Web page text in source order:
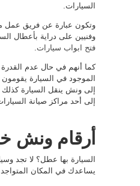
السيارات.
وتكون عبارة عن فريق
وفنيين على دراية بأعطال
فتح ابواب سيارات
كما أنهم في حال عدم
الموجود في السيارة
إلى ونش ينقل السيارة
إلى أحد مراكز صيانة
أرقام ونش
السيارة بها عطل؟ لا تجد
يساعدك في المكان المتواجد